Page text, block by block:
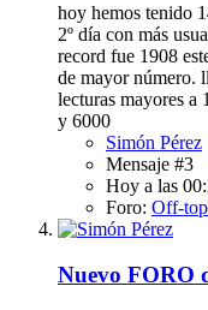
hoy hemos tenido
2º día con más
record fue 1908
de mayor número.
lecturas mayores a
y 6000
Simón Pérez
Mensaje #3
Hoy a las
Foro: Off-
Nuevo FORO